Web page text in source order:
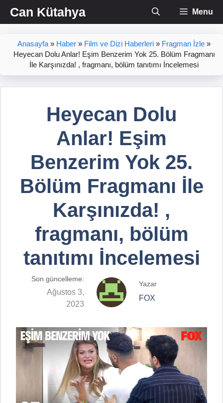
İçeriğe
atlaCan Kütahya Menu
Anasayfa » Haber » Film ve Dizi Haberleri » Fragman İzle »
Heyecan Dolu Anlar! Eşim Benzerim Yok 25. Bölüm Fragmanı
İle Karşınızda! , fragmanı, bölüm tanıtımı İncelemesi
Heyecan Dolu
Anlar! Eşim
Benzerim Yok 25.
Bölüm Fragmanı İle
Karşınızda! ,
fragmanı, bölüm
tanıtımı İncelemesi
Son güncelleme:
Ağustos 3,
2023
Yazar
FOX